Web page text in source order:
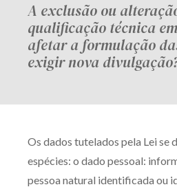
A exclusão ou
qualificação técnica
afetar a formulação
exigir nova
Os dados tutelados pela Lei se
espécies: o dado pessoal:
pessoa natural identificada ou